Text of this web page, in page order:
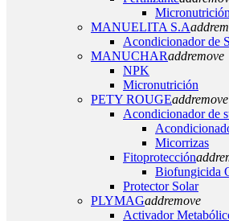
Micronutrición
MANUELITA S.Aadd
Acondicionador de
MANUCHARaddremove
NPK
Micronutrición
PETY ROUGEaddremove
Acondicionador de
Micorrizas
Fitoprotecciónadd
Biofungicida
Protector Solar
PLYMAGaddremove
Activador